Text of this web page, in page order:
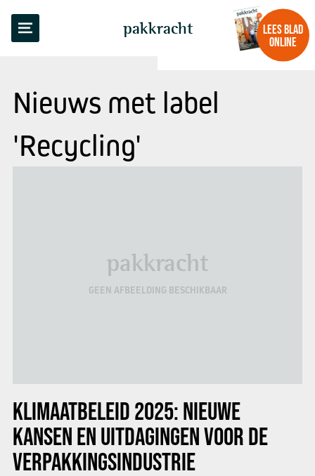
pakkracht
LEES BLAD
ONLINE
Nieuws met label
'Recycling'
pakkracht
GEEN AFBEELDING BESCHIKBAAR
KLIMAATBELEID 2025: NIEUWE
KANSEN EN UITDAGINGEN VOOR DE
VERPAKKINGSINDUSTRIE